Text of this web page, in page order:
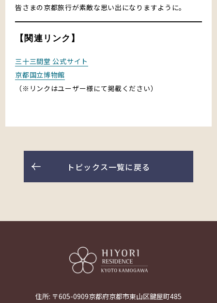
皆さまの京都旅行が素敵な思い出になりますように。
【関連リンク】
三十三間堂 公式サイト
京都国立博物館
（※リンクはユーザー様にて掲載ください）
トピックス一覧に戻る
住所: 〒605-0909京都府京都市東山区鍵屋町485